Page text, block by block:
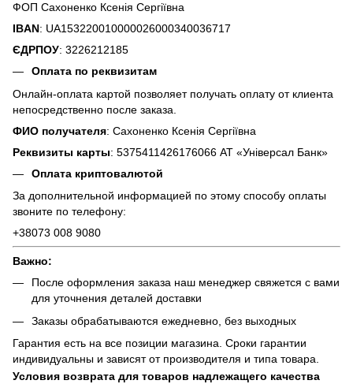
ФОП Сахоненко Ксенія Сергіївна
IBAN: UA153220010000026000340036717
ЄДРПОУ: 3226212185
Оплата по реквизитам
Онлайн-оплата картой позволяет получать оплату от клиента
непосредственно после заказа.
ФИО получателя: Сахоненко Ксенія Сергіївна
Реквизиты карты: 5375411426176066 АТ «Універсал Банк»
Оплата криптовалютой
За дополнительной информацией по этому способу оплаты
звоните по телефону:
+38073 008 9080
Важно:
После оформления заказа наш менеджер свяжется с вами
для уточнения деталей доставки
Заказы обрабатываются ежедневно, без выходных
Гарантия есть на все позиции магазина. Сроки гарантии
индивидуальны и зависят от производителя и типа товара.
Условия возврата для товаров надлежащего качества